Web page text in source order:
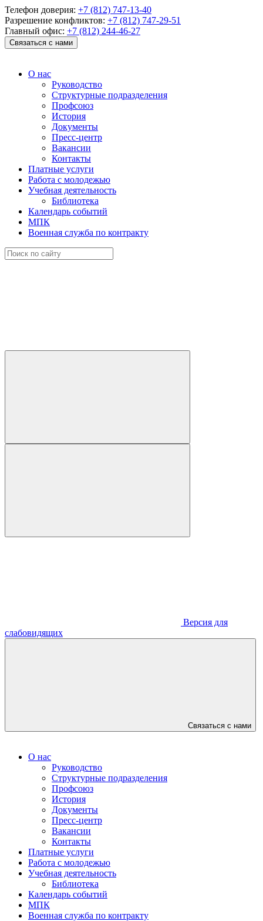
Телефон доверия: +7 (812) 747-13-40
Разрешение конфликтов: +7 (812) 747-29-51
Главный офис: +7 (812) 244-46-27
Связаться с нами
О нас
Руководство
Структурные подразделения
Профсоюз
История
Документы
Пресс-центр
Вакансии
Контакты
Платные услуги
Работа с молодежью
Учебная деятельность
Библиотека
Календарь событий
МПК
Военная служба по контракту
Версия для
слабовидящих
Связаться с нами
О нас
Руководство
Структурные подразделения
Профсоюз
История
Документы
Пресс-центр
Вакансии
Контакты
Платные услуги
Работа с молодежью
Учебная деятельность
Библиотека
Календарь событий
МПК
Военная служба по контракту